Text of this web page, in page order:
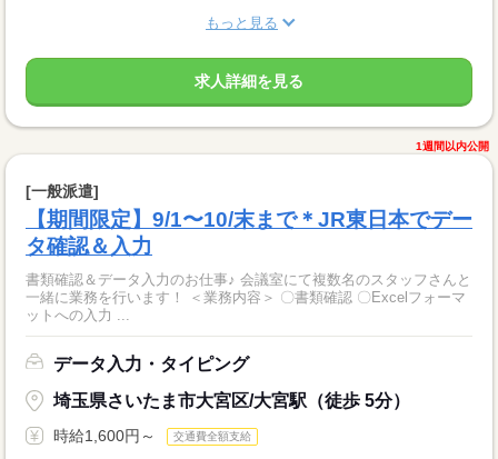
もっと見る
求人詳細を見る
1週間以内公開
[一般派遣]
【期間限定】9/1〜10/末まで＊JR東日本でデー
タ確認＆入力
書類確認＆データ入力のお仕事♪ 会議室にて複数名のスタッフさんと
一緒に業務を行います！ ＜業務内容＞ 〇書類確認 〇Excelフォーマ
データ入力・タイピング
埼玉県さいたま市大宮区/大宮駅（徒歩 5分）
時給1,600円～ 交通費全額支給